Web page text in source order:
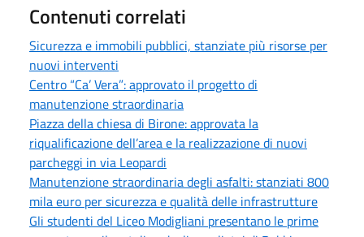
Contenuti correlati
Sicurezza e immobili pubblici, stanziate più risorse per
nuovi interventi
Centro “Ca’ Vera”: approvato il progetto di
manutenzione straordinaria
Piazza della chiesa di Birone: approvata la
riqualificazione dell’area e la realizzazione di nuovi
parcheggi in via Leopardi
Manutenzione straordinaria degli asfalti: stanziati 800
mila euro per sicurezza e qualità delle infrastrutture
Gli studenti del Liceo Modigliani presentano le prime